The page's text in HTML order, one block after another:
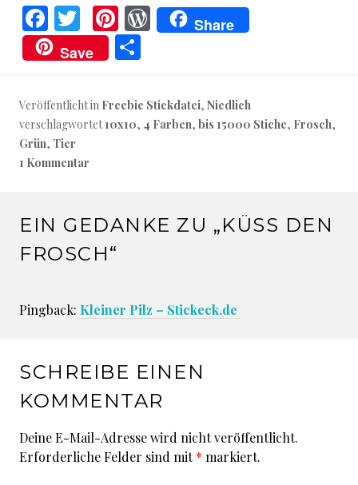
F
a
ce
b
o
o
k
T
w
it
te
r
Pi
nt
er
es
t
W
o
d
P
Share
Save
le
n
Veröffentlicht in Freebie Stickdatei, Niedlich
verschlagwortet10x10, 4 Farben, bis 15000 Stiche, Frosch,
Grün, Tier
1 Kommentar
EIN GEDANKE ZU „KÜSS DEN
FROSCH“
Pingback: Kleiner Pilz – Stickeck.de
SCHREIBE EINEN
KOMMENTAR
Deine E-Mail-Adresse wird nicht veröffentlicht.
Erforderliche Felder sind mit* markiert.